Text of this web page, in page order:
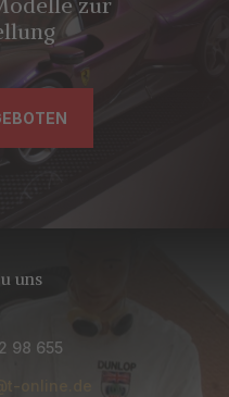
uns
98 655
online.de